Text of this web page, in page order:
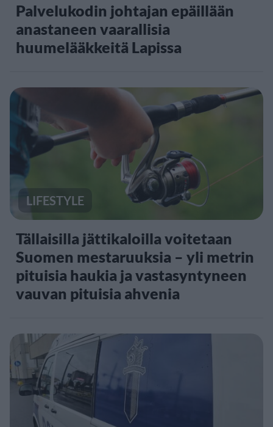
Palvelukodin johtajan epäillään
anastaneen vaarallisia
huumelääkkeitä Lapissa
LIFESTYLE
Tällaisilla jättikaloilla voitetaan
Suomen mestaruuksia – yli metrin
pituisia haukia ja vastasyntyneen
vauvan pituisia ahvenia